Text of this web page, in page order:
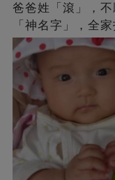
爸爸姓「滾」，
「神名字」，全